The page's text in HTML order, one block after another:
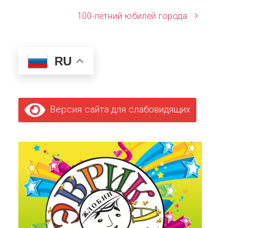
100-летний юбилей города
RU
Версия сайта для слабовидящих